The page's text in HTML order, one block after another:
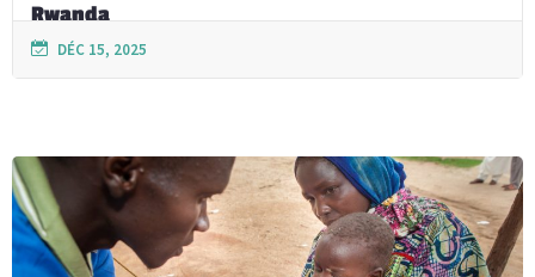
Rwanda
DÉC 15, 2025